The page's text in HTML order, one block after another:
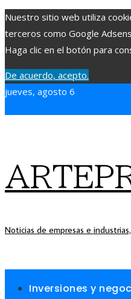
Nuestro sitio web utiliza
terceros como Google
Haga clic en el botón para
De acuerdo, acepto.
jueves, agosto 6
Noticias de empresas e
Inversiones y